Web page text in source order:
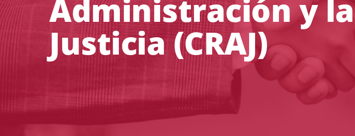
Administración y la
Justicia (CRAJ)